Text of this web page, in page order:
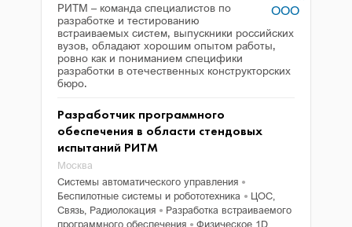
РИТМ – команда специалистов по
разработке и тестированию
встраиваемых систем, выпускники российских
вузов, обладают хорошим опытом работы,
ровно как и пониманием специфики
разработки в отечественных конструкторских
бюро.
Разработчик программного
обеспечения в области стендовых
испытаний РИТМ
Москва
Системы автоматического управления ●
Беспилотные системы и робототехника ● ЦОС,
Связь, Радиолокация ● Разработка встраиваемого
программного обеспечения ● Физическое 1D